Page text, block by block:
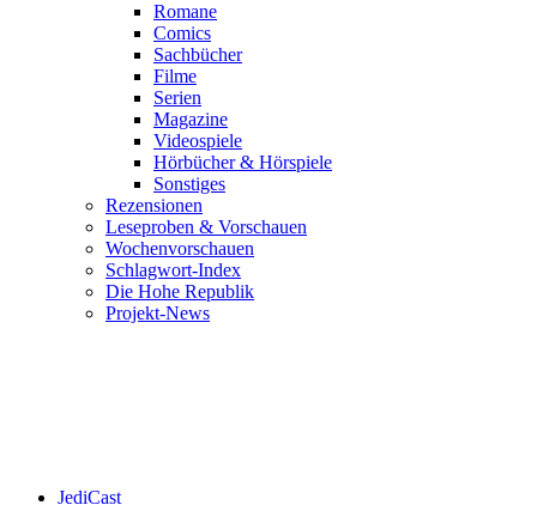
Romane
Comics
Sachbücher
Filme
Serien
Magazine
Videospiele
Hörbücher & Hörspiele
Sonstiges
Rezensionen
Leseproben & Vorschauen
Wochenvorschauen
Schlagwort-Index
Die Hohe Republik
Projekt-News
JediCast